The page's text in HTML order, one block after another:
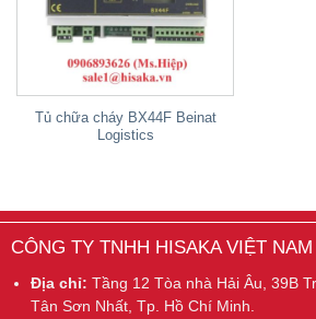
Tủ chữa cháy BX44F Beinat
Logistics
CÔNG TY TNHH HISAKA VIỆT NAM
Địa chỉ: Tầng 12 Tòa nhà Hải Âu, 39B
Tân Sơn Nhất, Tp. Hồ Chí Minh.